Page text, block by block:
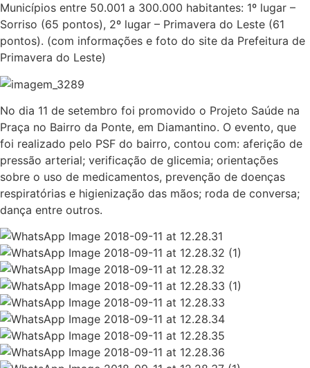
Municípios entre 50.001 a 300.000 habitantes: 1º lugar –
Sorriso (65 pontos), 2º lugar – Primavera do Leste (61
pontos). (com informações e foto do site da Prefeitura de
Primavera do Leste)
No dia 11 de setembro foi promovido o Projeto Saúde na
Praça no Bairro da Ponte, em Diamantino. O evento, que
foi realizado pelo PSF do bairro, contou com: aferição de
pressão arterial; verificação de glicemia; orientações
sobre o uso de medicamentos, prevenção de doenças
respiratórias e higienização das mãos; roda de conversa;
dança entre outros.